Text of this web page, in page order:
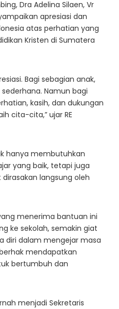
Dra Adelina Silaen, Vr
apresiasi dan
atas perhatian yang
Kristen di Sumatera
Bagi sebagian anak,
Namun bagi
kasih, dan dukungan
cita-cita,” ujar RE
hanya membutuhkan
yang baik, tetapi juga
langsung oleh
menerima bantuan ini
ke sekolah, semakin giat
diri dalam mengejar masa
mendapatkan
bertumbuh dan
menjadi Sekretaris